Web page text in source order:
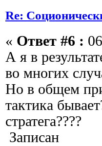
Re:
« Ответ #6 :
А я в
во многих
Но в общем
тактика
стратега????
Записан